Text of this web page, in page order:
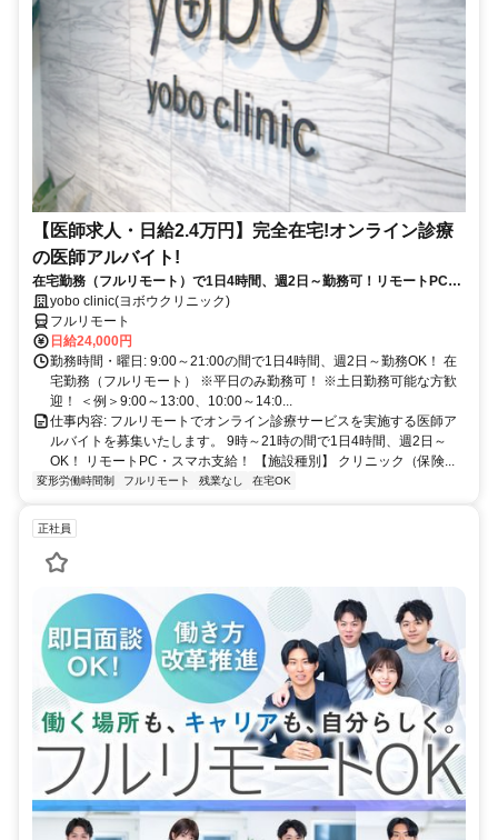
【医師求人・日給2.4万円】完全在宅!オンライン診療
の医師アルバイト!
在宅勤務（フルリモート）で1日4時間、週2日～勤務可！リモートPC・
スマホ支給！
yobo clinic(ヨボウクリニック)
フルリモート
日給24,000円
勤務時間・曜日: 9:00～21:00の間で1日4時間、週2日～勤務OK！ 在
宅勤務（フルリモート） ※平日のみ勤務可！ ※土日勤務可能な方歓
迎！ ＜例＞9:00～13:00、10:00～14:0...
仕事内容: フルリモートでオンライン診療サービスを実施する医師ア
ルバイトを募集いたします。 9時～21時の間で1日4時間、週2日～
OK！ リモートPC・スマホ支給！ 【施設種別】 クリニック（保険...
変形労働時間制 フルリモート 残業なし 在宅OK
正社員